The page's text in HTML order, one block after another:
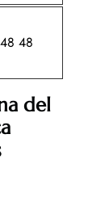
48
del